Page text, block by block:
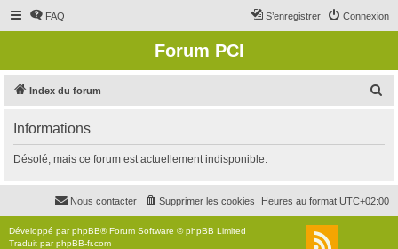
FAQ Connexion
S’enregistrer
Forum PCI
Index du forum
r
c
Informations
Désolé, mais ce forum est actuellement indisponible.
Heures au format UTC+02:00
Supprimer les cookies
Nous contacter
Développé parphpBB® Forum Software © phpBB Limited
Traduit parphpBB-fr.com